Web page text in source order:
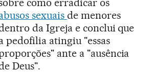
como erradicar os
sexuais de menores
da Igreja e conclui que
pedofilia atingiu "essas
ante a "ausência
Deus".